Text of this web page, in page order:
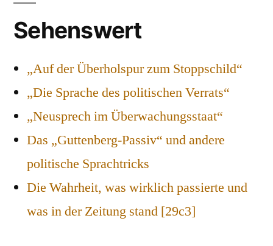
Sehenswert
„Auf der Überholspur zum Stoppschild“
„Die Sprache des politischen Verrats“
„Neusprech im Überwachungsstaat“
Das „Guttenberg-Passiv“ und andere
politische Sprachtricks
Die Wahrheit, was wirklich passierte und
was in der Zeitung stand [29c3]